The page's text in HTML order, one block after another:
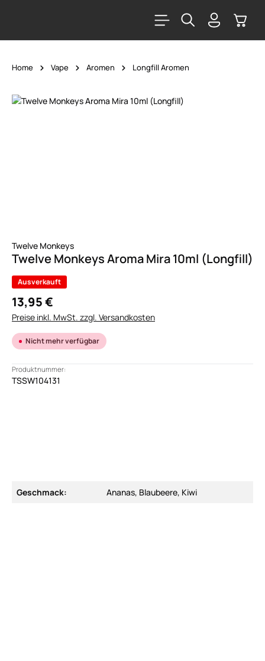
Home Vape Aromen Longfill Aromen
Bildergalerie überspringen
Twelve Monkeys
Twelve Monkeys Aroma Mira 10ml (Longfill)
Ausverkauft
13,95 €
Preise inkl. MwSt. zzgl. Versandkosten
Nicht mehr verfügbar
Produktnummer:
TSSW104131
Geschmack: Ananas, Blaubeere, Kiwi